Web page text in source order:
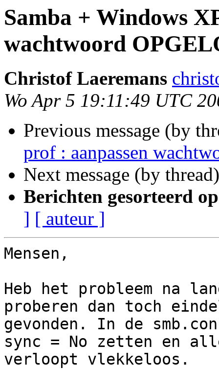
Samba + Windows
wachtwoord
Christof Laeremans
Wo Apr 5 19:11:49 UTC
Previous message (by
prof : aanpassen
Next message (by
Berichten gesorteerd
] [ auteur ]
Mensen,
Heb het probleem na
proberen dan toch
gevonden. In de
sync = No zetten en
verloopt vlekkeloos.